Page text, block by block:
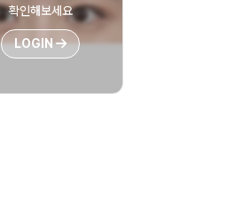
확인해보세요
LOGIN